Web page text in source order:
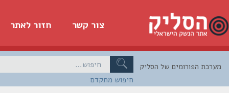
חזור לאתר צור קשר
חיפוש מתקדם
הפורומים של הסליק